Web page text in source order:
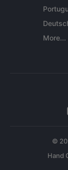
More...
©